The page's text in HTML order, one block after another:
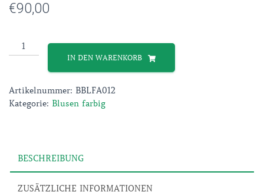
€90,00
Bluse
in
aubergine
Menge
IN DEN WARENKORB
Artikelnummer: BBLFA012
Kategorie: Blusen farbig
BESCHREIBUNG
ZUSÄTZLICHE INFORMATIONEN